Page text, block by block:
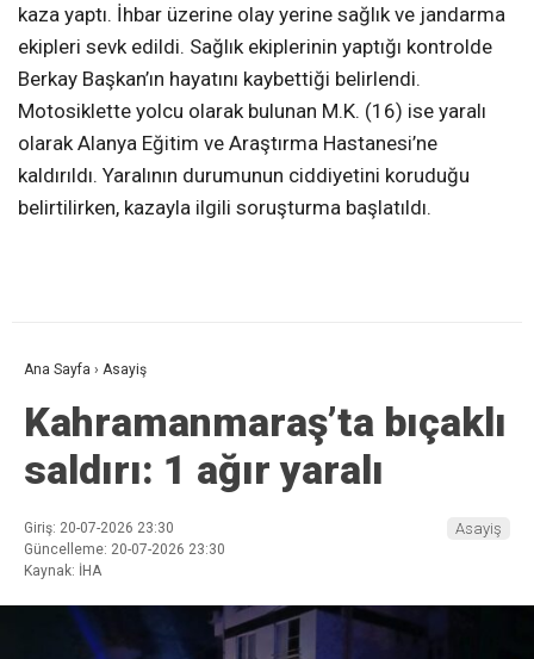
kaza yaptı. İhbar üzerine olay yerine sağlık ve jandarma
ekipleri sevk edildi. Sağlık ekiplerinin yaptığı kontrolde
Berkay Başkan’ın hayatını kaybettiği belirlendi.
Motosiklette yolcu olarak bulunan M.K. (16) ise yaralı
olarak Alanya Eğitim ve Araştırma Hastanesi’ne
kaldırıldı. Yaralının durumunun ciddiyetini koruduğu
belirtilirken, kazayla ilgili soruşturma başlatıldı.
Ana Sayfa › Asayiş
Kahramanmaraş’ta bıçaklı
saldırı: 1 ağır yaralı
Giriş: 20-07-2026 23:30
Güncelleme: 20-07-2026 23:30
Kaynak: İHA
Asayiş